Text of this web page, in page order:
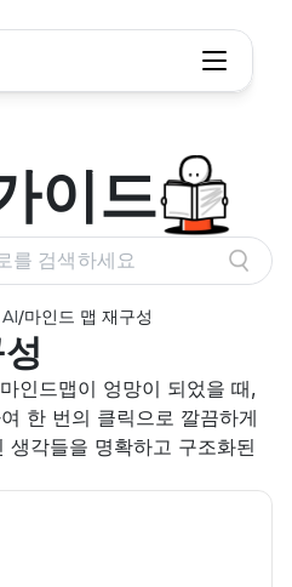
/마인드 맵 재구성
인드맵이 엉망이 되었을 때,
한 번의 클릭으로 깔끔하게
생각들을 명확하고 구조화된
이드
를 검색하세요